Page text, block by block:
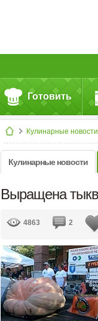
Готовить
Кулинарные новости
Кулинарные новости
Выращена
4863 2